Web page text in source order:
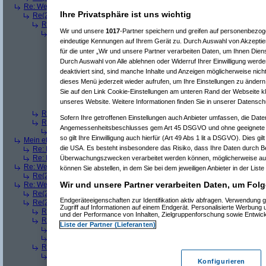
Re: Welches ETWAS hab ihr bekommen..
Re(2): Welches ETWAS hab ihr bekommen..(ddrobesch
Re(3): Welches ETWAS hab ihr bekommen..
Re(4): Welches ETWAS hab ihr bekommen..(Games2Gameam
Re(5): Welches ETWAS hab ihr bekommen..(ddrobescham
Re(6): Welches ETWAS hab ihr bekommen..(q.e.d.am
Re(5): Welches ETWAS hab ihr bekommen..(q.e.d.am
Re(6): Welches ETWAS hab ihr bekommen..(Games2Game
Re(7): Welches ETWAS hab ihr bekommen..
am
Re(8): Welches ETWAS hab ihr bekommen..
Re(9): Welches ETWAS hab ihr bekommen..(q.e.d.
Re(5): Welches ETWAS hab ihr bekommen..(monster23am
Re(3): Welches ETWAS hab ihr bekommen.. ( Diall
am 23.12.2008,
Re(3): Welches ETWAS hab ihr bekommen..(Madleram 23.12.2008,
Re(4): Welches ETWAS hab ihr bekommen..(Games2Gameam
Mein etwas(Winnie_Pooham 23.12.2008, 09:12:01)
Re: Mein etwas(dizoam 23.12.2008, 09:24:29)
Re: Mein etwas(q.e.d.am 23.12.2008, 09:40:58)
Re: Welches ETWAS hab ihr bekommen..( Dimmuam 23.12.2008,
Re(2): Welches ETWAS hab ihr bekommen..
Re: Welches ETWAS hab ihr bekommen..(markuz90am 23.12.2008,
Re(2): Welches ETWAS hab ihr bekommen..
Re(2): Welches ETWAS hab ihr bekommen..(BlackShadow am
Re(3): Welches ETWAS hab ihr bekommen..(User6465am
Re(3): Welches ETWAS hab ihr bekommen.. ( Flo061180
Re(4): Welches ETWAS hab ihr bekommen..
Re(3): Welches ETWAS hab ihr bekommen..
Ihre Privatsphäre ist uns wichtig
Wir und unsere 1017-Partner speichern und greifen auf
eindeutige Kennungen auf Ihrem Gerät zu. Durch Auswahl von
für die unter „Wir und unsere Partner verarbeiten Daten, um Ihnen
Durch Auswahl von Alle ablehnen oder Widerruf Ihrer Einwilligung
deaktiviert sind, sind manche Inhalte und Anzeigen möglicherweise
dieses Menü jederzeit wieder aufrufen, um Ihre Einstellungen zu
Sie auf den Link Cookie-Einstellungen am unteren Rand der Webseite
unseres Website. Weitere Informationen finden Sie in unserer
Sofern Ihre getroffenen Einstellungen auch Anbieter umfassen, die
Angemessenheitsbeschlusses gem Art 45 DSGVO und ohne
so gilt Ihre Einwilligung auch hierfür (Art 49 Abs 1 lit a DSGVO). Dies
die USA. Es besteht insbesondere das Risiko, dass Ihre Daten durch
Überwachungszwecken verarbeitet werden können, möglicherweise
können Sie abstellen, in dem Sie bei dem jeweiligen Anbieter in der
Wir und unsere Partner verarbeiten Daten, um
Endgeräteeigenschaften zur Identifikation aktiv abfragen. Verwendung
Zugriff auf Informationen auf einem Endgerät. Personalisierte Werbung
und der Performance von Inhalten, Zielgruppenforschung sowie
Liste der Partner (Lieferanten)
Konfigurieren